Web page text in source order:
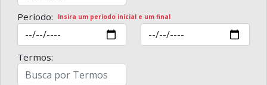
Período: Insira um período inicial e um final
Termos: